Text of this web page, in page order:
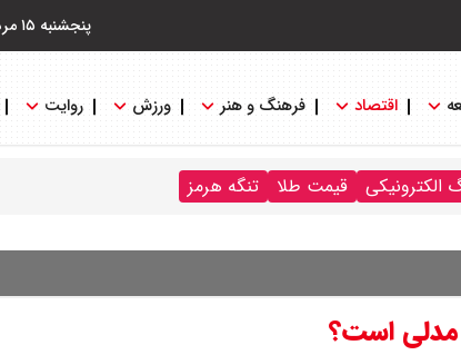
پنجشنبه ۱۵ مرداد ۱۴۰۵
اقتصاد فرهنگ و هنر ورزش روایت
الکترونیکی قیمت طلا تنگه هرمز
است؟